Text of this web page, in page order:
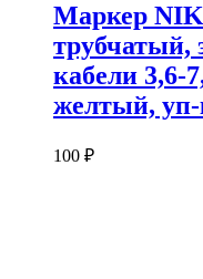
Маркер
трубчатый,
кабели 3,6-
желтый, уп-
100 ₽